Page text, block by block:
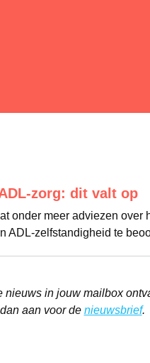
zorg: dit valt op
onder meer adviezen over
ADL-zelfstandigheid te
nieuws in jouw mailbox
aan voor de nieuwsbrief.